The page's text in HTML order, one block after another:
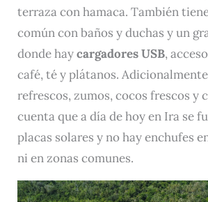
terraza con hamaca. También
común con baños y duchas y un
donde haycargadores USB,
café, té y plátanos.
refrescos, zumos, cocos frescos y
cuenta que a día de hoy en Ira se
placas solares y no hay enchufes
ni en zonas comunes.